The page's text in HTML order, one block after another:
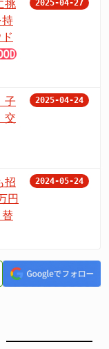
挑
2025-04-27
子
交
2025-04-24
招
円
2024-05-24